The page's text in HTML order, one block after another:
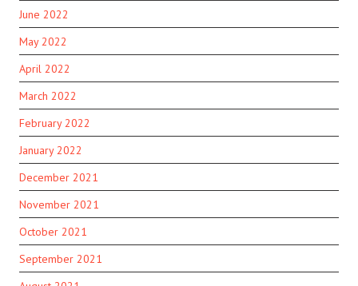
June 2022
May 2022
April 2022
March 2022
February 2022
January 2022
December 2021
November 2021
October 2021
September 2021